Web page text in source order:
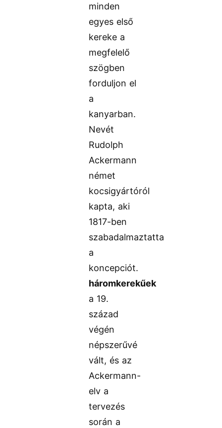
minden
egyes első
kereke a
megfelelő
szögben
forduljon el
a
kanyarban.
Nevét
Rudolph
Ackermann
német
kocsigyártóról
kapta, aki
1817-ben
szabadalmaztatta
a
koncepciót.
háromkerekűek
a 19.
század
végén
népszerűvé
vált, és az
Ackermann-
elv a
tervezés
során a